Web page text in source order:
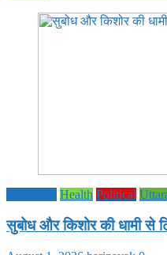
Health Political
सुबोध और किशोर की धामी से